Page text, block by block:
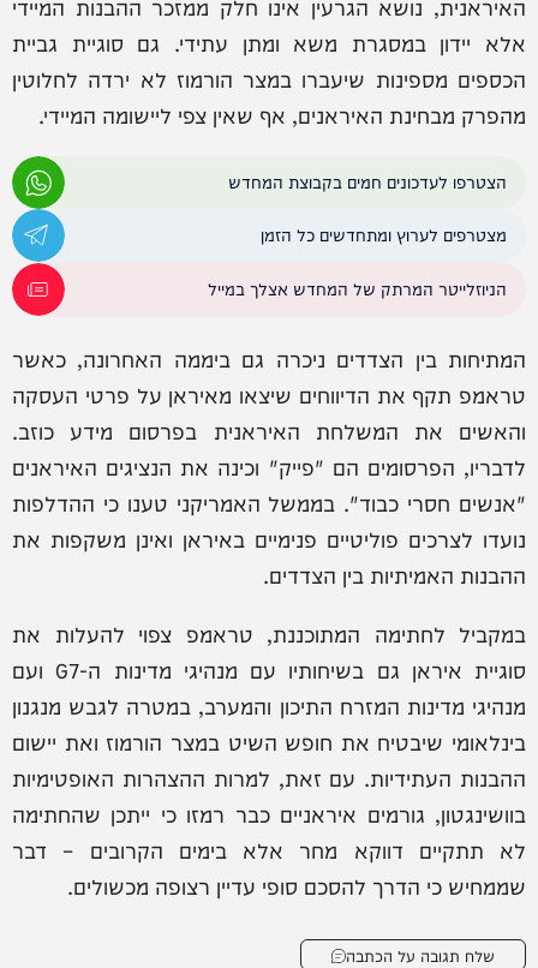
אלא יידון במסגרת משא ומתן עתידי. גם סוגיית גביית
הכספים מספינות שיעברו במצר הורמוז לא ירדה לחלוטין
מהפרק מבחינת האיראנים, אף שאין צפי ליישומה המיידי.
הצטרפו לעדכונים חמים בקבוצת המחדש
מצטרפים לערוץ ומתחדשים כל הזמן
הניוזלייטר המרתק של המחדש אצלך במייל
המתיחות בין הצדדים ניכרה גם ביממה האחרונה, כאשר
טראמפ תקף את הדיווחים שיצאו מאיראן על פרטי העסקה
והאשים את המשלחת האיראנית בפרסום מידע כוזב.
לדבריו, הפרסומים הם "פייק" וכינה את הנציגים האיראנים
"אנשים חסרי כבוד". בממשל האמריקני טענו כי ההדלפות
נועדו לצרכים פוליטיים פנימיים באיראן ואינן משקפות את
ההבנות האמיתיות בין הצדדים.
במקביל לחתימה המתוכננת, טראמפ צפוי להעלות את
סוגיית איראן גם בשיחותיו עם מנהיגי מדינות ה-G7 ועם
מנהיגי מדינות המזרח התיכון והמערב, במטרה לגבש מנגנון
בינלאומי שיבטיח את חופש השיט במצר הורמוז ואת יישום
ההבנות העתידיות. עם זאת, למרות ההצהרות האופטימיות
בוושינגטון, גורמים איראניים כבר רמזו כי ייתכן שהחתימה
לא תתקיים דווקא מחר אלא בימים הקרובים – דבר
שממחיש כי הדרך להסכם סופי עדיין רצופה מכשולים.
שלח תגובה על הכתבה